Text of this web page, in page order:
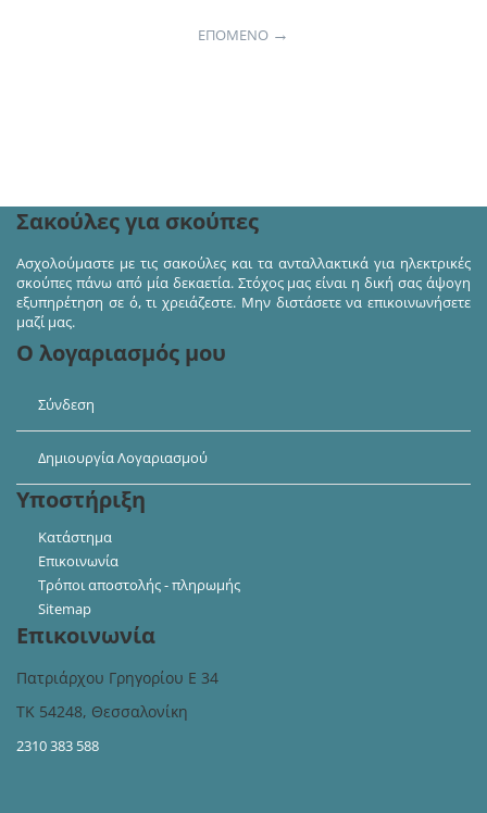
ΕΠΌΜΕΝΟ
Σακούλες για σκούπες
Ασχολούμαστε με τις σακούλες και τα ανταλλακτικά για ηλεκτρικές
σκούπες πάνω από μία δεκαετία. Στόχος μας είναι η δική σας άψογη
εξυπηρέτηση σε ό, τι χρειάζεστε. Μην διστάσετε να επικοινωνήσετε
μαζί μας.
Ο λογαριασμός μου
Σύνδεση
Δημιουργία Λογαριασμού
Υποστήριξη
Κατάστημα
Επικοινωνία
Τρόποι αποστολής - πληρωμής
Sitemap
Επικοινωνία
Πατριάρχου Γρηγορίου Ε 34
ΤΚ 54248, Θεσσαλονίκη
2310 383 588